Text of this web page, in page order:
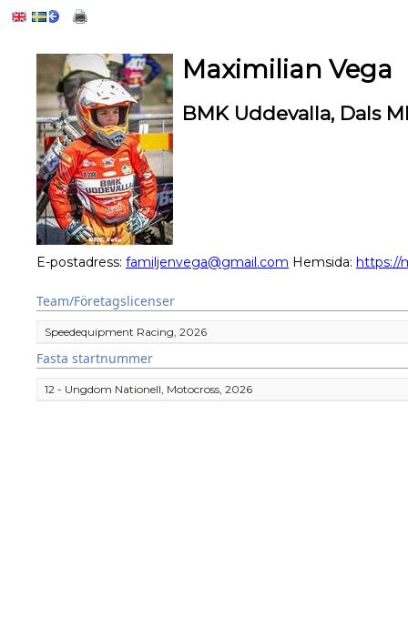
Maximilian Vega
BMK Uddevalla, Dals
E-postadress: familjenvega@gmail.com Hemsida: https://
Team/Företagslicenser
Speedequipment Racing, 2026
Fasta startnummer
12 - Ungdom Nationell, Motocross, 2026